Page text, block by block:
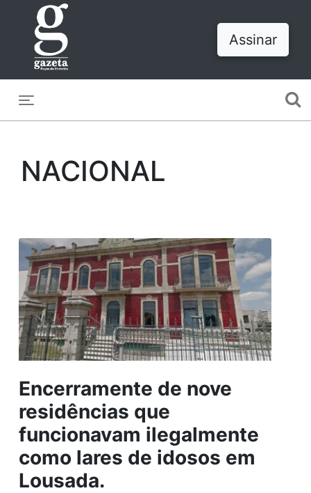
Assinar
NACIONAL
Encerramente de nove
residências que
funcionavam ilegalmente
como lares de idosos em
Lousada.